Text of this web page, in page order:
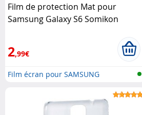
Film de protection Mat pour
Samsung Galaxy S6 Somikon
2,99€
Film écran pour SAMSUNG